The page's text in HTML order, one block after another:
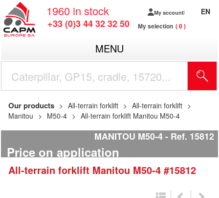
1960 in stock
+33 (0)3 44 32 32 50
My account
My selection 0
EN
MENU
Our products All-terrain forklift
All-terrain forklift
Manitou
M50-4 All-terrain forklift Manitou M50-4
MANITOU M50-4 Ref. 15812
Price on application
All-terrain forklift Manitou M50-4 #15812